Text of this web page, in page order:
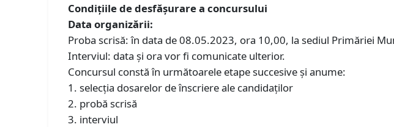
Condiţiile de desfăşurare a concursului
Data organizării:
Proba scrisă: în data de 08.05.2023, ora 10,00, la sediul Primăriei
Interviul: data şi ora vor fi comunicate ulterior.
Concursul constă în următoarele etape succesive şi anume:
1. selecţia dosarelor de înscriere ale candidaţilor
2. probă scrisă
3. interviul